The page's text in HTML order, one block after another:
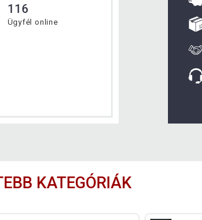
116
Ügyfél online
KATEGÓRIÁK